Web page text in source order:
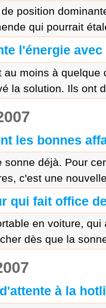
position
qui pourrait
l'énergie
au moins à quelque
la solution. Ils ont
les bonnes
sonne déjà. Pour
c'est une
qui fait office
en voiture,
dès que la
à la